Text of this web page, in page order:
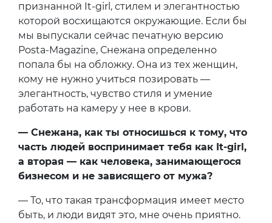
признанной It-girl, стилем и элегантностью
которой восхищаются окружающие. Если бы
мы выпускали сейчас печатную версию
Posta-Magazine, Снежана определенно
попала бы на обложку. Она из тех женщин,
кому не нужно учиться позировать —
элегантность, чувство стиля и умение
работать на камеру у нее в крови.
— Снежана, как ты относишься к тому, что
часть людей воспринимает тебя как It-girl,
а вторая — как человека, занимающегося
бизнесом и не зависящего от мужа?
— То, что такая трансформация имеет место
быть, и люди видят это, мне очень приятно.